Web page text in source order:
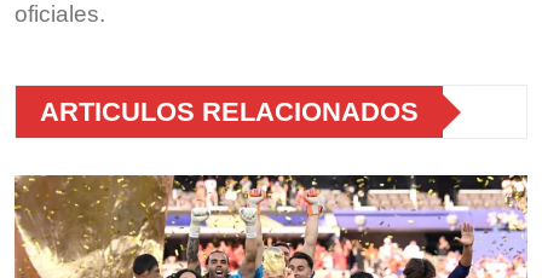
oficiales.
ARTICULOS RELACIONADOS